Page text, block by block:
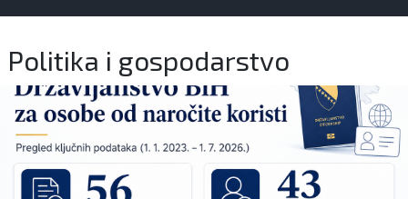
Politika i gospodarstvo